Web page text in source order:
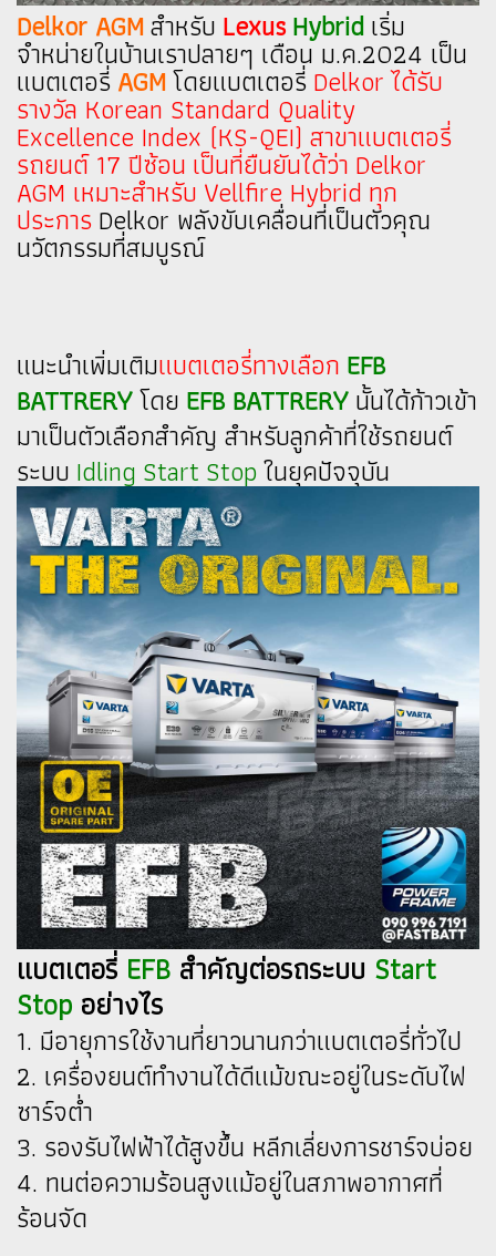
Delkor AGMสำหรับ LexusHybridเริ่ม
จำหน่ายในบ้านเราปลายๆ เดือน ม.ค.2024 เป็น
แบตเตอรี่ AGMโดยแบตเตอรี่ Delkor ได้รับ
รางวัล Korean Standard Quality
Excellence Index (KS-QEI) สาขาแบตเตอรี่
รถยนต์ 17 ปีซ้อน เป็นที่ยืนยันได้ว่า Delkor
AGM เหมาะสำหรับ Vellfire Hybrid ทุก
ประการ Delkor พลังขับเคลื่อนที่เป็นตัวคุณ
นวัตกรรมที่สมบูรณ์
แนะนำเพิ่มเติมแบตเตอรี่ทางเลือก EFB
BATTRERYโดย EFB BATTRERYนั้นได้ก้าวเข้า
มาเป็นตัวเลือกสำคัญ สำหรับลูกค้าที่ใช้รถยนต์
ระบบ Idling Start Stopในยุคปัจจุบัน
แบตเตอรี่ EFB สำคัญต่อรถระบบ Start
Stop อย่างไร
1. มีอายุการใช้งานที่ยาวนานกว่าแบตเตอรี่ทั่วไป
2. เครื่องยนต์ทำงานได้ดีแม้ขณะอยู่ในระดับไฟ
ซาร์จต่ำ
3. รองรับไฟฟ้าได้สูงขึ้น หลีกเลี่ยงการชาร์จบ่อย
4. ทนต่อความร้อนสูงแม้อยู่ในสภาพอากาศที่
ร้อนจัด